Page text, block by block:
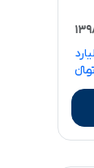
۱.۷۹۰ میلیارد
تومانءءء